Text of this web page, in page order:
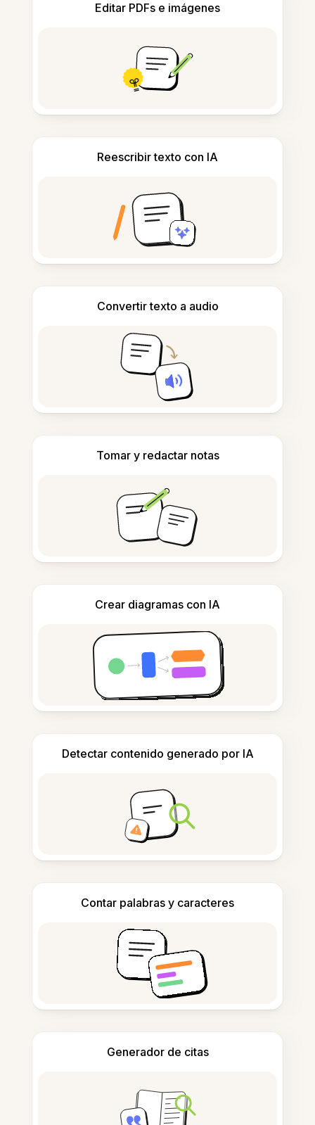
Editar PDFs e imágenes
Reescribir texto con IA
Convertir texto a audio
Tomar y redactar notas
Crear diagramas con IA
Detectar contenido generado por IA
Contar palabras y caracteres
Generador de citas